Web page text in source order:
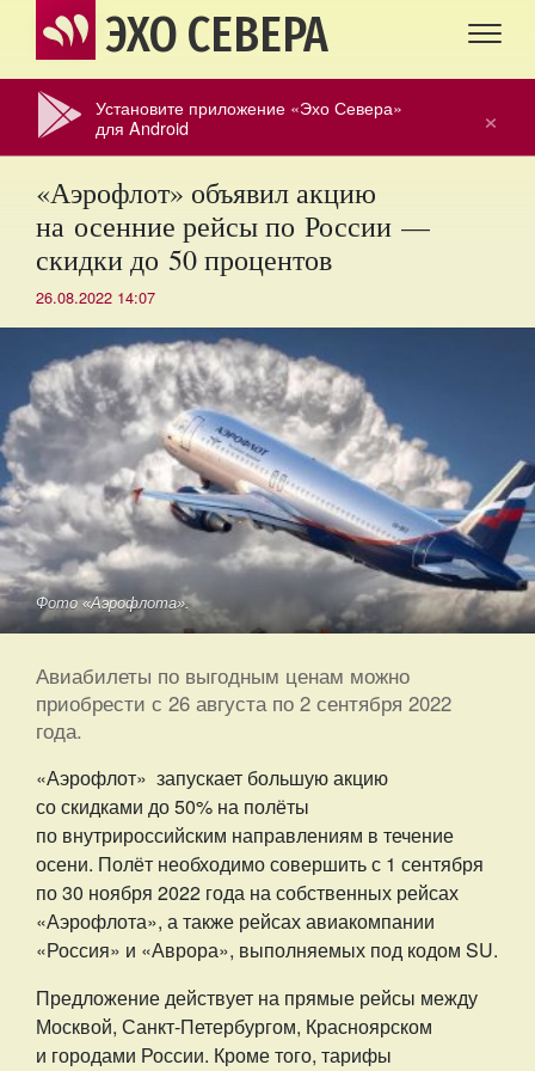
ЭХО СЕВЕРА
×
Установите приложение «Эхо Севера»
для Android
«Аэрофлот» объявил акцию
на осенние рейсы по России —
скидки до 50 процентов
26.08.2022 14:07
Фото «Аэрофлота».
Авиабилеты по выгодным ценам можно
приобрести с 26 августа по 2 сентября 2022
года.
«Аэрофлот» запускает большую акцию
со скидками до 50% на полёты
по внутрироссийским направлениям в течение
осени. Полёт необходимо совершить с 1 сентября
по 30 ноября 2022 года на собственных рейсах
«Аэрофлота», а также рейсах авиакомпании
«Россия» и «Аврора», выполняемых под кодом SU.
Предложение действует на прямые рейсы между
Москвой, Санкт-Петербургом, Красноярском
и городами России. Кроме того, тарифы